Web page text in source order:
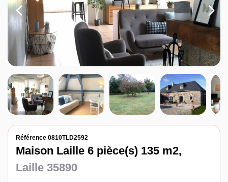
Gerer
Syndic
Notre agence
Contact
Référence 0810TLD2592
Maison Laille 6 pièce(s) 135 m2,
Laille 35890